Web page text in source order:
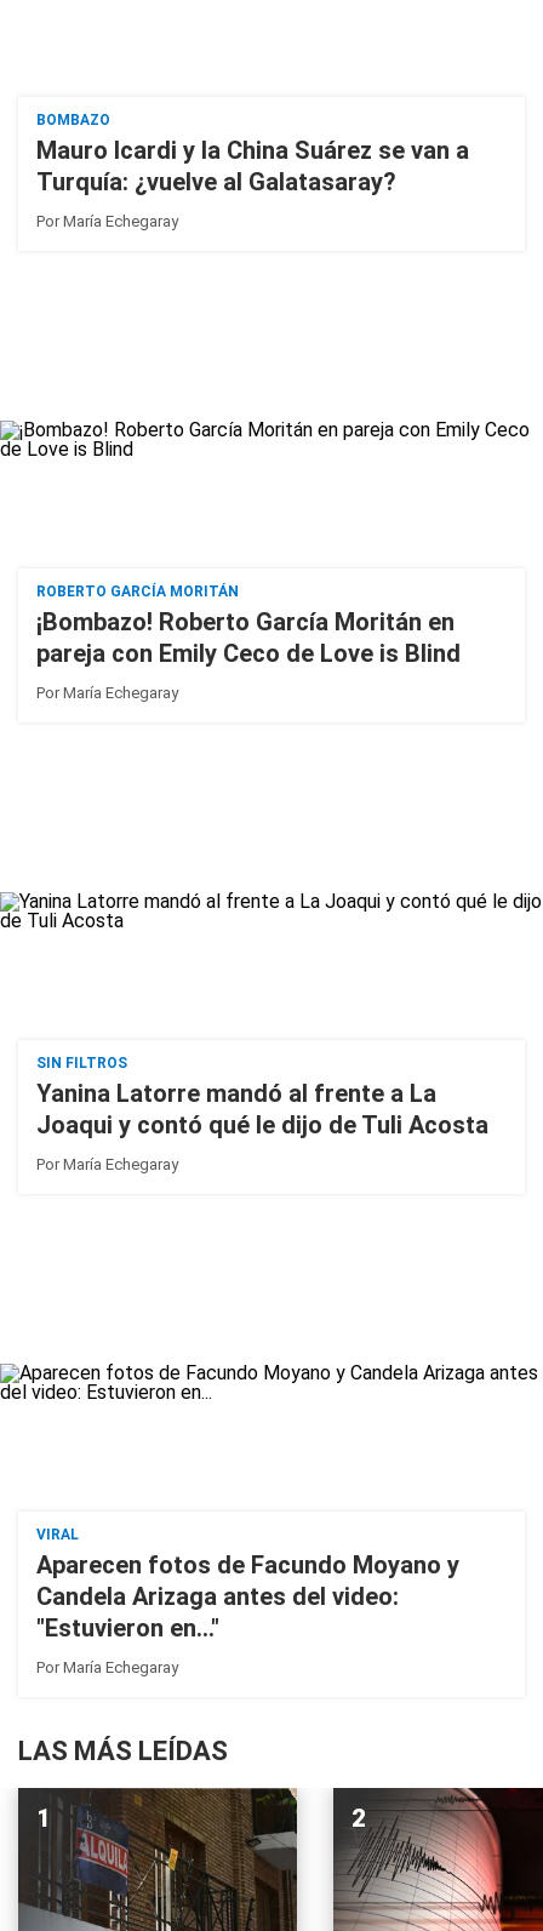
BOMBAZO
Mauro Icardi y la China Suárez se van a
Turquía: ¿vuelve al Galatasaray?
PorMaría Echegaray
ROBERTO GARCÍA MORITÁN
¡Bombazo! Roberto García Moritán en
pareja con Emily Ceco de Love is Blind
PorMaría Echegaray
SIN FILTROS
Yanina Latorre mandó al frente a La
Joaqui y contó qué le dijo de Tuli Acosta
PorMaría Echegaray
VIRAL
Aparecen fotos de Facundo Moyano y
Candela Arizaga antes del video:
"Estuvieron en..."
PorMaría Echegaray
LAS MÁS LEÍDAS